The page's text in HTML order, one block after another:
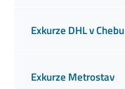
Exkurze DHL v Chebu
Exkurze Metrostav